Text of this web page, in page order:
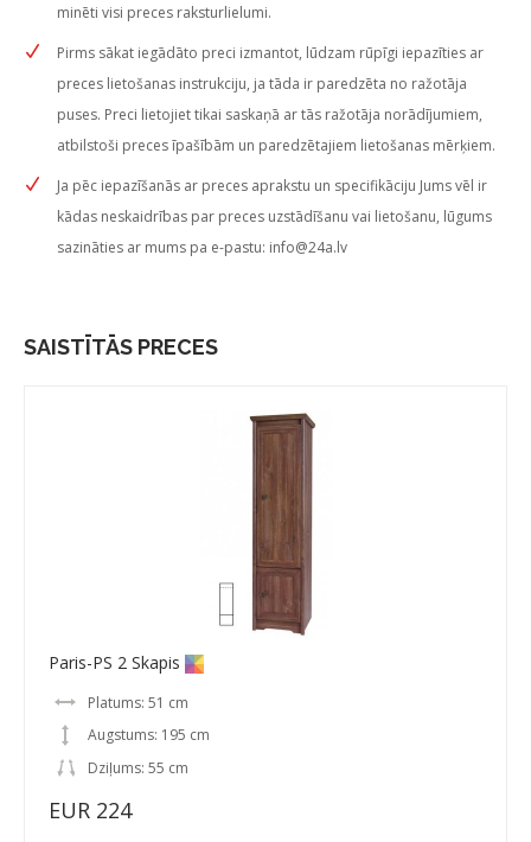
minēti visi preces raksturlielumi.
Pirms sākat iegādāto preci izmantot, lūdzam rūpīgi iepazīties ar
preces lietošanas instrukciju, ja tāda ir paredzēta no ražotāja
puses. Preci lietojiet tikai saskaņā ar tās ražotāja norādījumiem,
atbilstoši preces īpašībām un paredzētajiem lietošanas mērķiem.
Ja pēc iepazīšanās ar preces aprakstu un specifikāciju Jums vēl ir
kādas neskaidrības par preces uzstādīšanu vai lietošanu, lūgums
sazināties ar mums pa e-pastu: info@24a.lv
SAISTĪTĀS PRECES
Paris-PS 2 Skapis
Platums: 51 cm
Augstums: 195 cm
Dziļums: 55 cm
EUR 224